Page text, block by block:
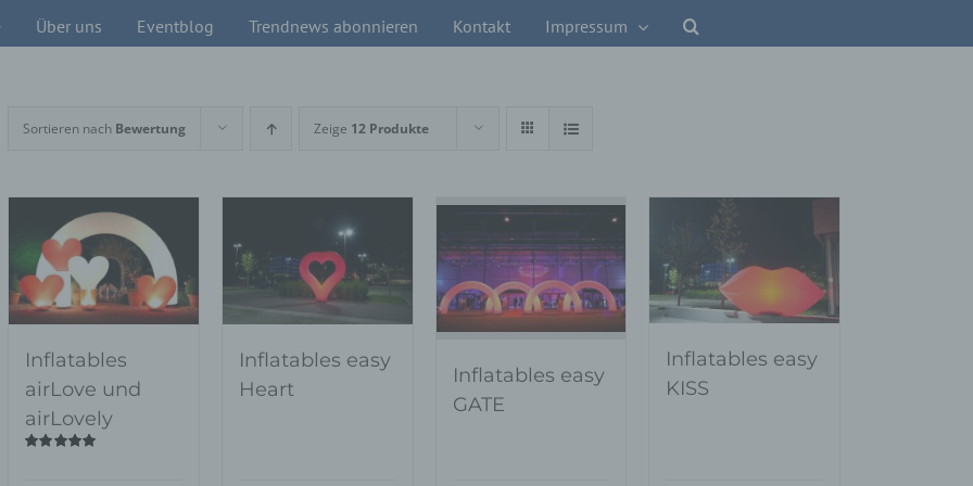
Über uns Eventblog Trendnews abonnieren Kontakt Impressum
Sortieren nach Bewertung Zeige 12 Produkte
Inflatables
airLove und
airLovely
Inflatables easy
Heart
Inflatables easy
GATE
Inflatables easy
KISS